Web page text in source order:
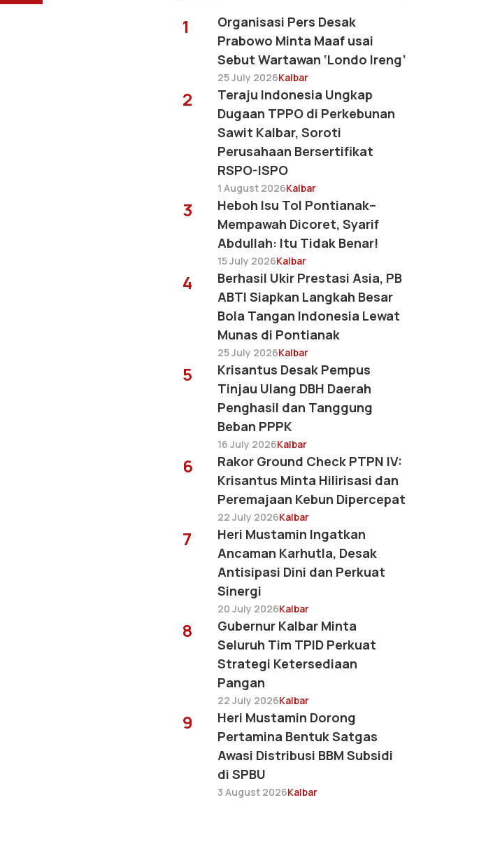
1
Organisasi Pers Desak
Prabowo Minta Maaf usai
Sebut Wartawan ‘Londo Ireng’
25 July 2026Kalbar
2
Teraju Indonesia Ungkap
Dugaan TPPO di Perkebunan
Sawit Kalbar, Soroti
Perusahaan Bersertifikat
RSPO-ISPO
1 August 2026Kalbar
3
Heboh Isu Tol Pontianak–
Mempawah Dicoret, Syarif
Abdullah: Itu Tidak Benar!
15 July 2026Kalbar
4
Berhasil Ukir Prestasi Asia, PB
ABTI Siapkan Langkah Besar
Bola Tangan Indonesia Lewat
Munas di Pontianak
25 July 2026Kalbar
5
Krisantus Desak Pempus
Tinjau Ulang DBH Daerah
Penghasil dan Tanggung
Beban PPPK
16 July 2026Kalbar
6
Rakor Ground Check PTPN IV:
Krisantus Minta Hilirisasi dan
Peremajaan Kebun Dipercepat
22 July 2026Kalbar
7
Heri Mustamin Ingatkan
Ancaman Karhutla, Desak
Antisipasi Dini dan Perkuat
Sinergi
20 July 2026Kalbar
8
Gubernur Kalbar Minta
Seluruh Tim TPID Perkuat
Strategi Ketersediaan
Pangan
22 July 2026Kalbar
9
Heri Mustamin Dorong
Pertamina Bentuk Satgas
Awasi Distribusi BBM Subsidi
di SPBU
3 August 2026Kalbar